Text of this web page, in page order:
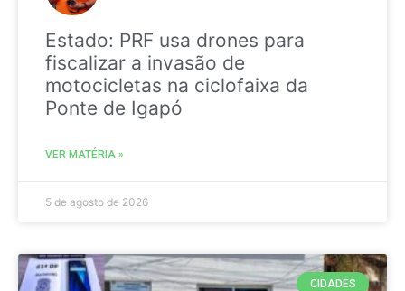
Estado: PRF usa drones para
fiscalizar a invasão de
motocicletas na ciclofaixa da
Ponte de Igapó
VER MATÉRIA »
5 de agosto de 2026
CIDADES